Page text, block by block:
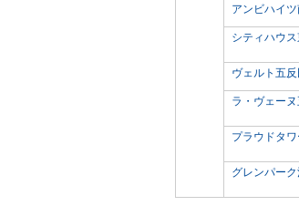
アンビハイツ
シティハウ
ヴェルト五
ラ・ヴェー
プラウドタ
グレンパー